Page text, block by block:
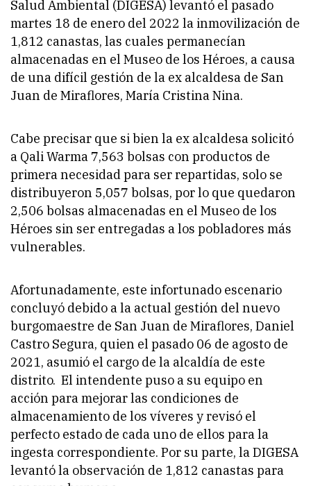
Salud Ambiental (DIGESA) levantó el pasado
martes 18 de enero del 2022 la inmovilización de
1,812 canastas, las cuales permanecían
almacenadas en el Museo de los Héroes, a causa
de una difícil gestión de la ex alcaldesa de San
Juan de Miraflores, María Cristina Nina.
Cabe precisar que si bien la ex alcaldesa solicitó
a Qali Warma 7,563 bolsas con productos de
primera necesidad para ser repartidas, solo se
distribuyeron 5,057 bolsas, por lo que quedaron
2,506 bolsas almacenadas en el Museo de los
Héroes sin ser entregadas a los pobladores más
vulnerables.
Afortunadamente, este infortunado escenario
concluyó debido a la actual gestión del nuevo
burgomaestre de San Juan de Miraflores, Daniel
Castro Segura, quien el pasado 06 de agosto de
2021, asumió el cargo de la alcaldía de este
distrito. El intendente puso a su equipo en
acción para mejorar las condiciones de
almacenamiento de los víveres y revisó el
perfecto estado de cada uno de ellos para la
ingesta correspondiente. Por su parte, la DIGESA
levantó la observación de 1,812 canastas para